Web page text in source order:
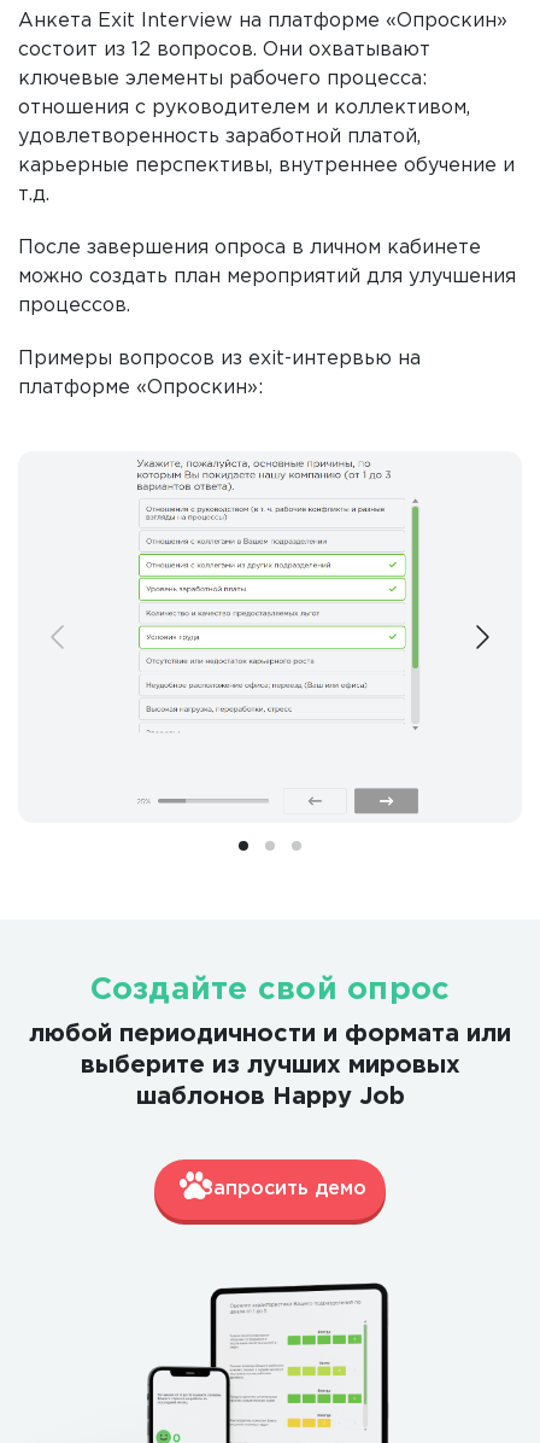
Анкета Exit Interview на платформе «‎Опроскин»
состоит из 12 вопросов. Они охватывают
ключевые элементы рабочего процесса:
отношения с руководителем и коллективом,
удовлетворенность заработной платой,
карьерные перспективы, внутреннее обучение и
т.д.
После завершения опроса в личном кабинете
можно создать план мероприятий для улучшения
процессов.
Примеры вопросов из exit-интервью на
платформе «Опроскин»:
Создайте свой опрос
любой периодичности и формата или
выберите из лучших мировых
шаблонов Happy Job
Запросить демо